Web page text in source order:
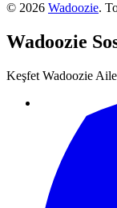
© 2026 Wadoozie.
Wadoozie
Keşfet Wadoozie